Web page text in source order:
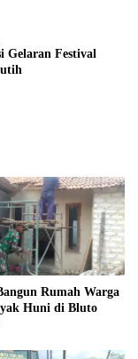
Gelaran Festival
Rumah Warga
Huni di Bluto